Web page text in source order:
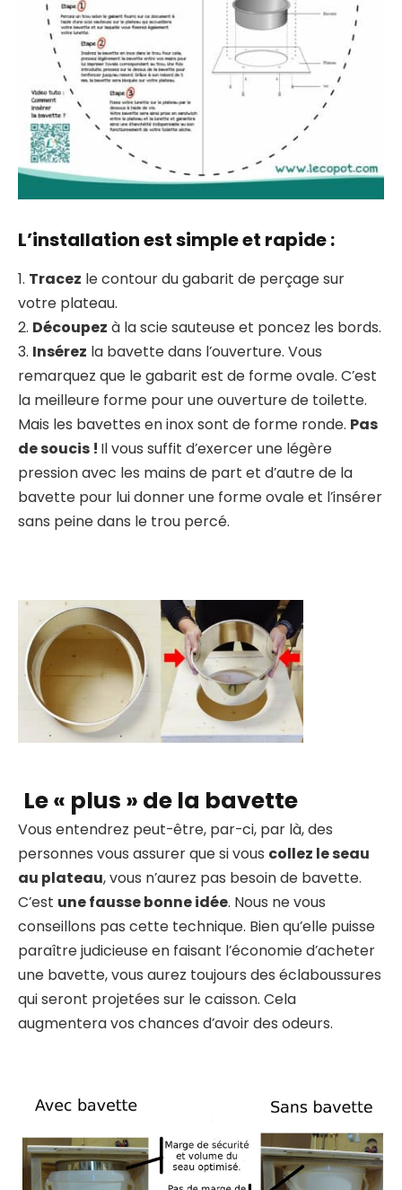
L’installation estsimple et rapide:
1. Tracez le contour du gabarit de perçage sur
votre plateau.
2. Découpez à la scie sauteuse et poncez les bords.
3. Insérez la bavette dans l’ouverture. Vous
remarquez que le gabarit est de forme ovale. C’est
la meilleure forme pour une ouverture de toilette.
Mais les bavettes en inox sont de forme ronde. Pas
de soucis ! Il vous suffit d’exercer une légère
pression avec les mains de part et d’autre de la
bavette pour lui donner une forme ovale et l’insérer
sans peine dans le trou percé.
Le « plus » de la bavette
Vous entendrez peut-être, par-ci, par là, des
personnes vous assurer que si vous collez le seau
au plateau, vous n’aurez pas besoin de bavette.
C’est une fausse bonne idée. Nous ne vous
conseillons pas cette technique. Bien qu’elle puisse
paraître judicieuse en faisant l’économie d’acheter
une bavette, vous aurez toujours des éclaboussures
qui seront projetées sur le caisson. Cela
augmentera vos chances d’avoir des odeurs.